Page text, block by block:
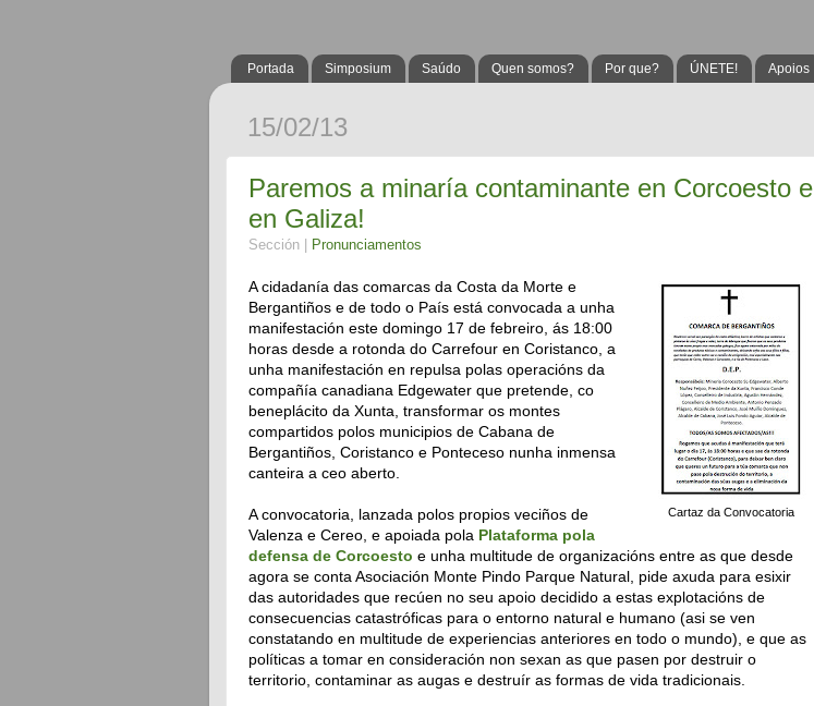
Portada Simposium Saúdo Quen somos? Por que? ÚNETE! Apoios
15/02/13
Paremos a minaría contaminante en Corcoesto e
en Galiza!
Sección | Pronunciamentos
Cartaz da Convocatoria
A cidadanía das comarcas da Costa da Morte e
Bergantiños e de todo o País está convocada a unha
manifestación este domingo 17 de febreiro, ás 18:00
horas desde a rotonda do Carrefour en Coristanco, a
unha manifestación en repulsa polas operacións da
compañía canadiana Edgewater que pretende, co
beneplácito da Xunta, transformar os montes
compartidos polos municipios de Cabana de
Bergantiños, Coristanco e Ponteceso nunha inmensa
canteira a ceo aberto.
A convocatoria, lanzada polos propios veciños de
Valenza e Cereo, e apoiada pola Plataforma pola
defensa de Corcoesto e unha multitude de organizacións entre as que desde
agora se conta Asociación Monte Pindo Parque Natural, pide axuda para esixir
das autoridades que recúen no seu apoio decidido a estas explotacións de
consecuencias catastróficas para o entorno natural e humano (asi se ven
constatando en multitude de experiencias anteriores en todo o mundo), e que as
políticas a tomar en consideración non sexan as que pasen por destruir o
territorio, contaminar as augas e destruír as formas de vida tradicionais.